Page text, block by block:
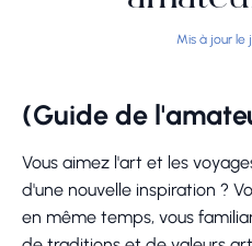
Mis à jour le
(Guide de
Vous aimez l'art et les
d'une nouvelle inspiration ?
en même temps, vous